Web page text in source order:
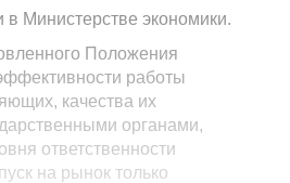
в Министерстве экономики.
Положения
работы
качества их
органами,
ответственности
на рынок только